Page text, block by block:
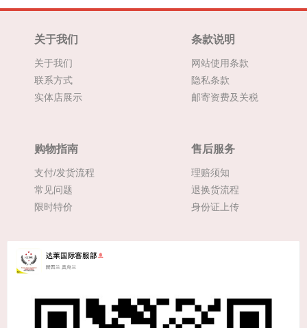
关于我们
关于我们
联系方式
实体店展示
条款说明
网站使用条款
隐私条款
邮寄资费及关税
购物指南
支付/发货流程
常见问题
限时特价
售后服务
理赔须知
退换货流程
身份证上传